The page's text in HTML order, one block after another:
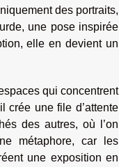
des portraits,
une pose inspirée
elle en devient un
qui concentrent
crée une file d’attente
des autres, où l’on
métaphore, car les
une exposition en